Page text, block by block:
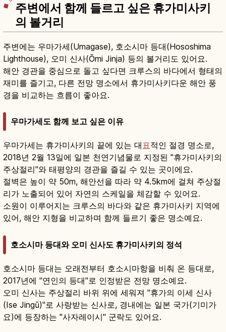
주변에서 함께 들르고 싶은 휴가미사키
의 볼거리
주변에는 우마가세(Umagase), 호소시마 등대(Hososhima
Lighthouse), 오미 신사(Ōmi Jinja) 등의 볼거리도 있어요.
해안 경관을 중심으로 돌고 싶다면 크루스의 바다에서 형태의
재미를 즐기고, 다른 전망 명소에서 휴가미사키다운 해안 풍
경을 비교하는 흐름이 좋아요.
우마가세도 함께 보고 싶은 이유
우마가세는 휴가미사키의 끝에 있는 대표적인 절경 명소로,
2018년 2월 13일에 일본 천연기념물로 지정된 "휴가미사키의
주상절리"와 태평양의 경관을 즐길 수 있는 곳이에요.
절벽은 높이 약 50m, 해안선을 따라 약 4.5km에 걸쳐 주상절
리가 노출되어 있어 자연의 스케일을 체감할 수 있어요.
소원이 이루어지는 크루스의 바다와 같은 휴가미사키 지역에
있어, 해안 지형을 비교하며 함께 들르기 좋은 명소예요.
호소시마 등대와 오미 신사도 휴가미사키의 정석
호소시마 등대는 오래전부터 호소시마항을 비춰 온 등대로,
2017년에 "연인의 등대"로 인정받은 전망 명소예요.
오미 신사는 주상절리 바위 위에 세워져 "휴가의 이세 신사
(Ise Jingū)"로 사랑받는 신사로, 경내에는 일본 국가(기미가
요)에 등장하는 "사자레이시" 군락도 있어요.